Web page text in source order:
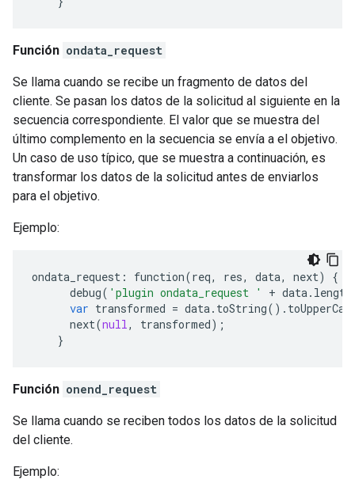
Función ondata_request
Se llama cuando se recibe un fragmento de datos del
cliente. Se pasan los datos de la solicitud al siguiente en la
secuencia correspondiente. El valor que se muestra del
último complemento en la secuencia se envía a el objetivo.
Un caso de uso típico, que se muestra a continuación, es
transformar los datos de la solicitud antes de enviarlos
para el objetivo.
Ejemplo:
ondata_request : function(req, res, data, next)
{
debug( 'plugin ondata_request ' + data. length
var transformed = data. toString() .
next(null, transformed);
}
Función onend_request
Se llama cuando se reciben todos los datos de la solicitud
del cliente.
Ejemplo: